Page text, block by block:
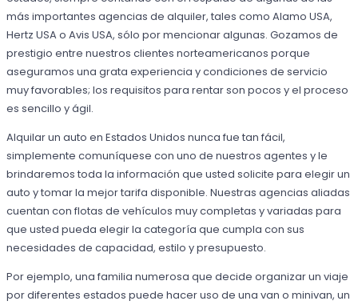
más importantes agencias de alquiler, tales como Alamo USA,
Hertz USA o Avis USA, sólo por mencionar algunas. Gozamos de
prestigio entre nuestros clientes norteamericanos porque
aseguramos una grata experiencia y condiciones de servicio
muy favorables; los requisitos para rentar son pocos y el proceso
es sencillo y ágil.
Alquilar un auto en Estados Unidos nunca fue tan fácil,
simplemente comuníquese con uno de nuestros agentes y le
brindaremos toda la información que usted solicite para elegir un
auto y tomar la mejor tarifa disponible. Nuestras agencias aliadas
cuentan con flotas de vehículos muy completas y variadas para
que usted pueda elegir la categoría que cumpla con sus
necesidades de capacidad, estilo y presupuesto.
Por ejemplo, una familia numerosa que decide organizar un viaje
por diferentes estados puede hacer uso de una van o minivan, un